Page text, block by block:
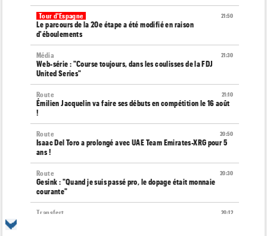
21:50
Tour d'Espagne
Le parcours de la 20e étape a été modifié en raison
d'éboulements
21:30
Média
Web-série : "Course toujours, dans les coulisses de la FDJ
United Series"
21:10
Route
Émilien Jacquelin va faire ses débuts en compétition le 16 août
!
20:50
Route
Isaac Del Toro a prolongé avec UAE Team Emirates-XRG pour 5
ans !
20:30
Route
Gesink : "Quand je suis passé pro, le dopage était monnaie
courante"
20:12
Transfert